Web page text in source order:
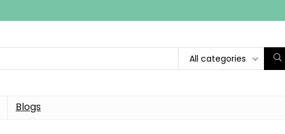
All categories
Blogs